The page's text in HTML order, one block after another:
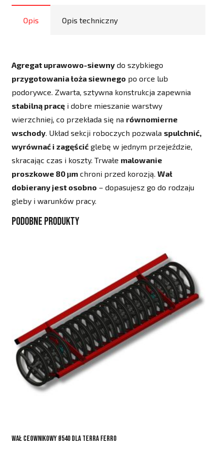
Opis Opis techniczny
Agregat uprawowo-siewny do szybkiego
przygotowania łoża siewnego po orce lub
podorywce. Zwarta, sztywna konstrukcja zapewnia
stabilną pracę i dobre mieszanie warstwy
wierzchniej, co przekłada się na równomierne
wschody. Układ sekcji roboczych pozwala spulchnić,
wyrównać i zagęścić glebę w jednym przejeździe,
skracając czas i koszty. Trwałe malowanie
proszkowe 80 μm chroni przed korozją. Wał
dobierany jest osobno – dopasujesz go do rodzaju
gleby i warunków pracy.
Podobne produkty
Wał ceownikowy ø540 dla TERRA FERRO